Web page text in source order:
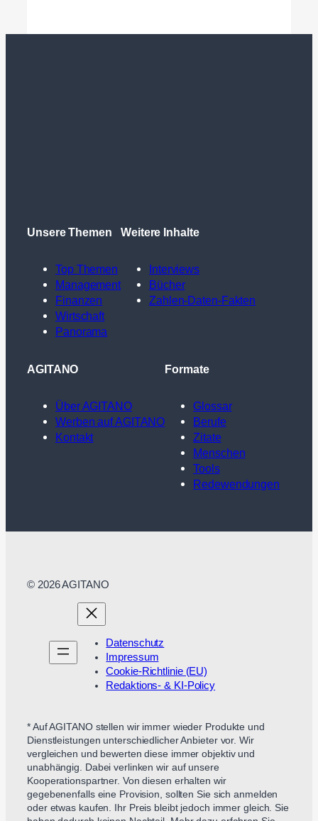
Unsere Themen
Top Themen
Management
Finanzen
Wirtschaft
Panorama
Weitere Inhalte
Interviews
Bücher
Zahlen-Daten-Fakten
AGITANO
Über AGITANO
Werben auf AGITANO
Kontakt
Formate
Glossar
Berufe
Zitate
Menschen
Tools
Redewendungen
© 2026 AGITANO
Datenschutz
Impressum
Cookie-Richtlinie (EU)
Redaktions- & KI-Policy
* Auf AGITANO stellen wir immer wieder Produkte und
Dienstleistungen unterschiedlicher Anbieter vor. Wir
vergleichen und bewerten diese immer objektiv und
unabhängig. Dabei verlinken wir auf unsere
Kooperationspartner. Von diesen erhalten wir
gegebenenfalls eine Provision, sollten Sie sich anmelden
oder etwas kaufen. Ihr Preis bleibt jedoch immer gleich. Sie